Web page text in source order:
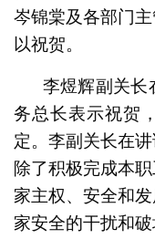
岑锦棠及各部门
以祝贺。
李煜辉副关长
务总长表示祝贺
定。李副关长在
除了积极完成本
家主权、安全和
家安全的干扰和